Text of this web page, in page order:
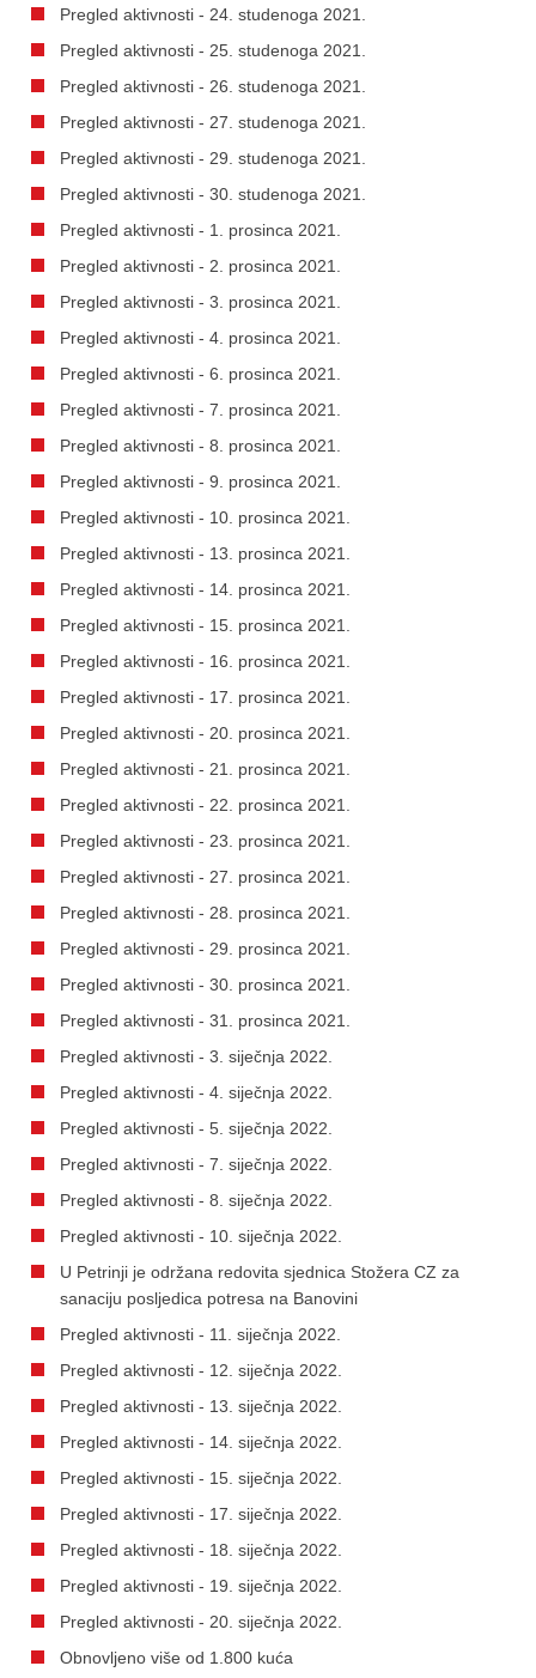
Pregled aktivnosti - 24. studenoga 2021.
Pregled aktivnosti - 25. studenoga 2021.
Pregled aktivnosti - 26. studenoga 2021.
Pregled aktivnosti - 27. studenoga 2021.
Pregled aktivnosti - 29. studenoga 2021.
Pregled aktivnosti - 30. studenoga 2021.
Pregled aktivnosti - 1. prosinca 2021.
Pregled aktivnosti - 2. prosinca 2021.
Pregled aktivnosti - 3. prosinca 2021.
Pregled aktivnosti - 4. prosinca 2021.
Pregled aktivnosti - 6. prosinca 2021.
Pregled aktivnosti - 7. prosinca 2021.
Pregled aktivnosti - 8. prosinca 2021.
Pregled aktivnosti - 9. prosinca 2021.
Pregled aktivnosti - 10. prosinca 2021.
Pregled aktivnosti - 13. prosinca 2021.
Pregled aktivnosti - 14. prosinca 2021.
Pregled aktivnosti - 15. prosinca 2021.
Pregled aktivnosti - 16. prosinca 2021.
Pregled aktivnosti - 17. prosinca 2021.
Pregled aktivnosti - 20. prosinca 2021.
Pregled aktivnosti - 21. prosinca 2021.
Pregled aktivnosti - 22. prosinca 2021.
Pregled aktivnosti - 23. prosinca 2021.
Pregled aktivnosti - 27. prosinca 2021.
Pregled aktivnosti - 28. prosinca 2021.
Pregled aktivnosti - 29. prosinca 2021.
Pregled aktivnosti - 30. prosinca 2021.
Pregled aktivnosti - 31. prosinca 2021.
Pregled aktivnosti - 3. siječnja 2022.
Pregled aktivnosti - 4. siječnja 2022.
Pregled aktivnosti - 5. siječnja 2022.
Pregled aktivnosti - 7. siječnja 2022.
Pregled aktivnosti - 8. siječnja 2022.
Pregled aktivnosti - 10. siječnja 2022.
U Petrinji je održana redovita sjednica Stožera CZ za
sanaciju posljedica potresa na Banovini
Pregled aktivnosti - 11. siječnja 2022.
Pregled aktivnosti - 12. siječnja 2022.
Pregled aktivnosti - 13. siječnja 2022.
Pregled aktivnosti - 14. siječnja 2022.
Pregled aktivnosti - 15. siječnja 2022.
Pregled aktivnosti - 17. siječnja 2022.
Pregled aktivnosti - 18. siječnja 2022.
Pregled aktivnosti - 19. siječnja 2022.
Pregled aktivnosti - 20. siječnja 2022.
Obnovljeno više od 1.800 kuća